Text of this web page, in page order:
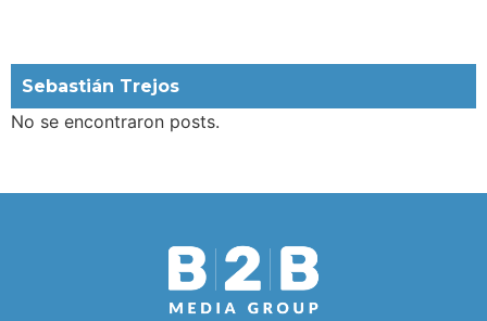
Sebastián Trejos
No se encontraron posts.